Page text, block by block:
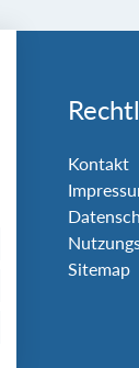
Kontakt
Sitemap